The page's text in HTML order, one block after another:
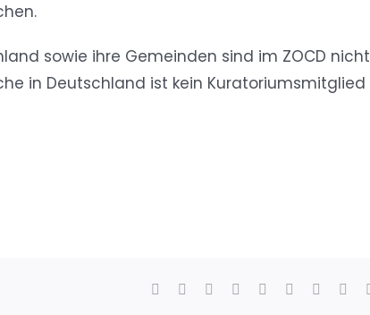
sowie ihre Gemeinden sind im ZOCD nicht
in Deutschland ist kein Kuratoriumsmitglied
Facebook Reddit LinkedInWhatsApp
TumblrPinterest